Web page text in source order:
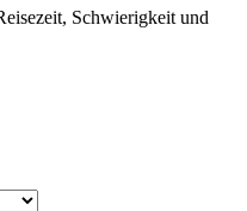
Schwierigkeit und